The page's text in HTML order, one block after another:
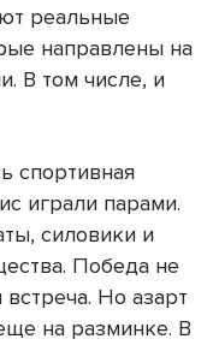
реальные
направлены на
В том числе, и
спортивная
играли парами.
силовики и
Победа не
Но азарт
на разминке. В